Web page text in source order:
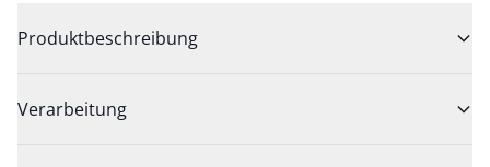
Produktbeschreibung
Verarbeitung